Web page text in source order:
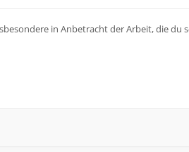
in Anbetracht der Arbeit, die